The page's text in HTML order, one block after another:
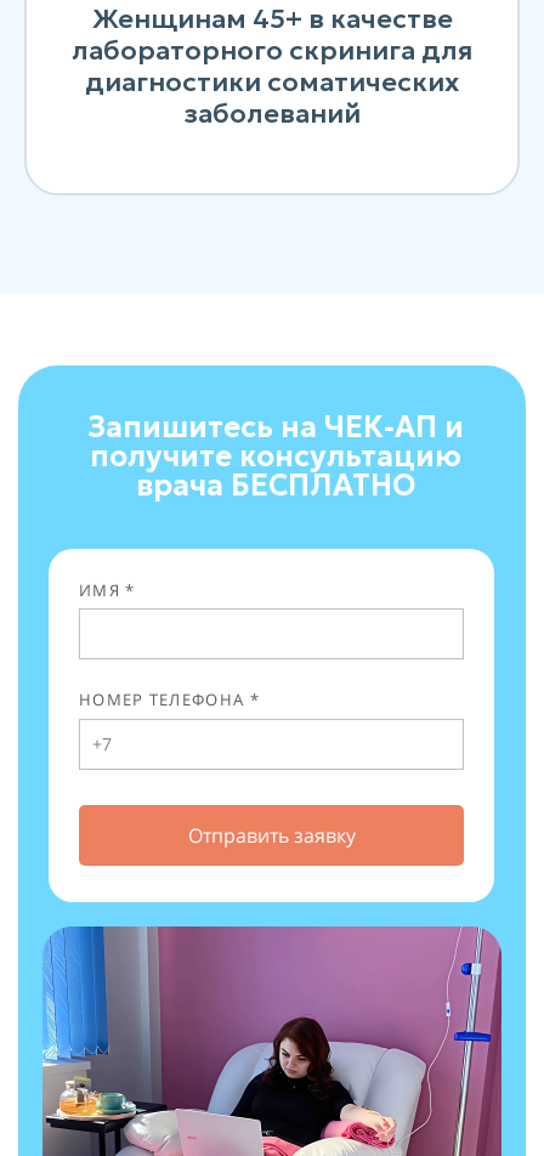
Женщинам 45+ в качестве
лабораторного скринига для
диагностики соматических
заболеваний
Запишитесь на ЧЕК-АП и
получите консультацию
врача БЕСПЛАТНО
ИМЯ *
НОМЕР ТЕЛЕФОНА *
Отправить заявку